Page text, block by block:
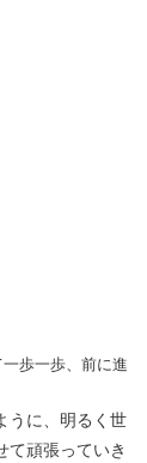
歩一歩、前に進
うに、明るく世
て頑張っていき